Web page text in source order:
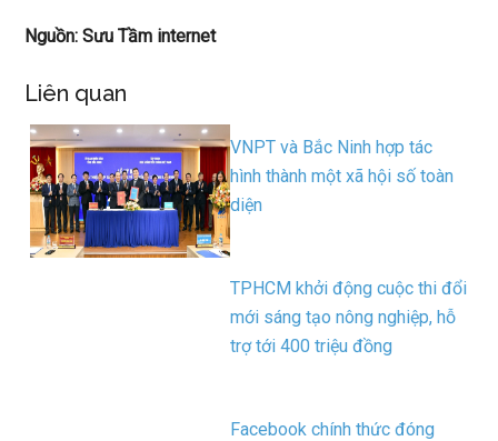
Nguồn: Sưu Tầm internet
Liên quan
VNPT và Bắc Ninh hợp tác
hình thành một xã hội số toàn
diện
TPHCM khởi động cuộc thi đổi
mới sáng tạo nông nghiệp, hỗ
trợ tới 400 triệu đồng
Facebook chính thức đóng